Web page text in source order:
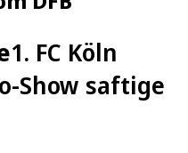
1. FC Köln
Show saftige